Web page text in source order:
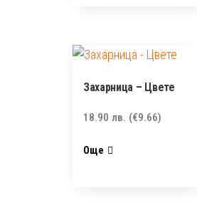
Захарница – Цвете
18.90 лв. (€9.66)
Още